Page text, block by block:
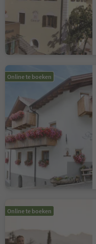
Online te boeken
Online te boeken